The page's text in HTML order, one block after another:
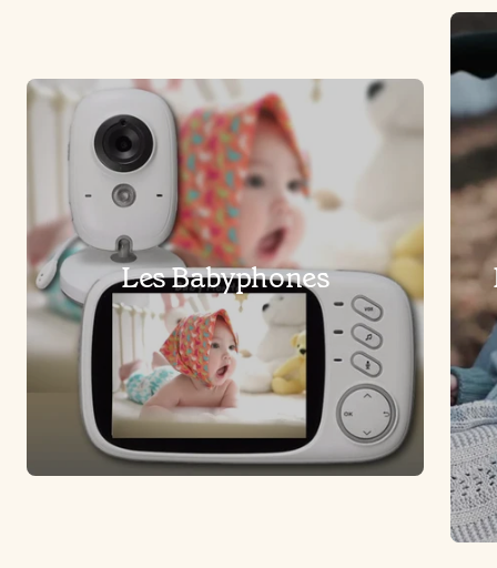
Les Babyphones